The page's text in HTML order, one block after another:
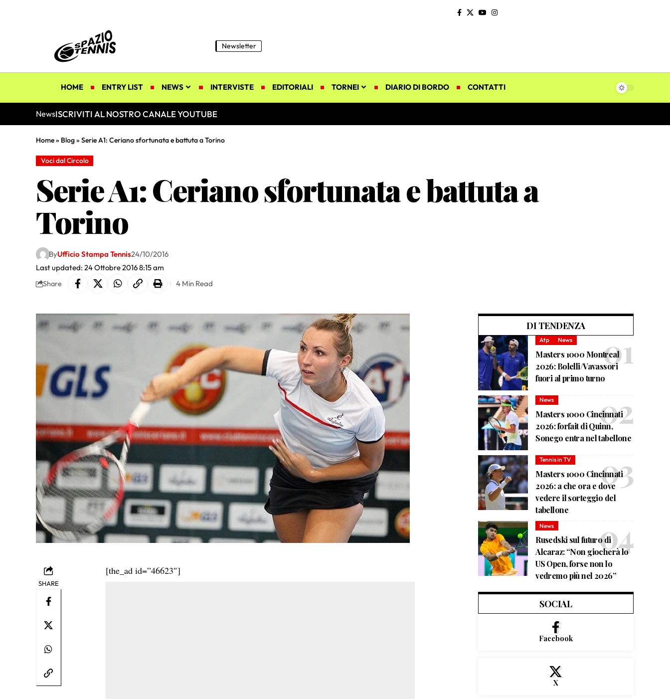
Newsletter
HOME ENTRY LIST NEWS INTERVISTE EDITORIALI TORNEI DIARIO DI BORDO CONTATTI
NewsISCRIVITI AL NOSTRO CANALE YOUTUBE
Home» Blog» Serie A1: Ceriano sfortunata e battuta a Torino
Voci dal Circolo
Serie A1: Ceriano sfortunata e battuta a
Torino
Last updated: 24 Ottobre 2016 8:15 am
ByUfficio Stampa Tennis24/10/2016
Share 4 Min Read
SHARE
[the_ad id=”46623″]
DI TENDENZA
Atp News
Masters 1000 Montreal
2026: Bolelli/Vavassori
fuori al primo turno
News
Masters 1000 Cincinnati
2026: forfait di Quinn,
Sonego entra nel tabellone
Tennis in TV
Masters 1000 Cincinnati
2026: a che ora e dove
vedere il sorteggio del
tabellone
News
Rusedski sul futuro di
Alcaraz: “Non giocherà lo
US Open, forse non lo
vedremo più nel 2026”
SOCIAL
Facebook
X